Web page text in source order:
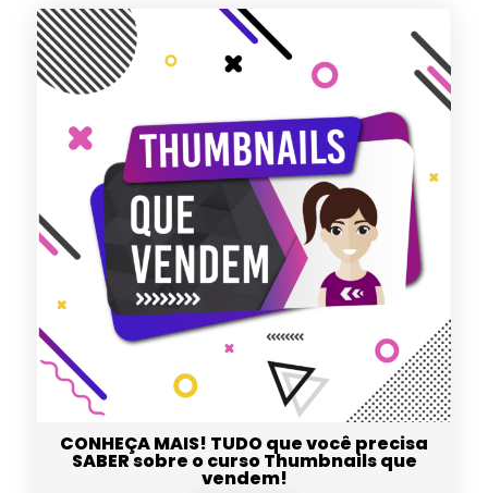
CONHEÇA MAIS! TUDO que você precisa
SABER sobre o curso Thumbnails que
vendem!